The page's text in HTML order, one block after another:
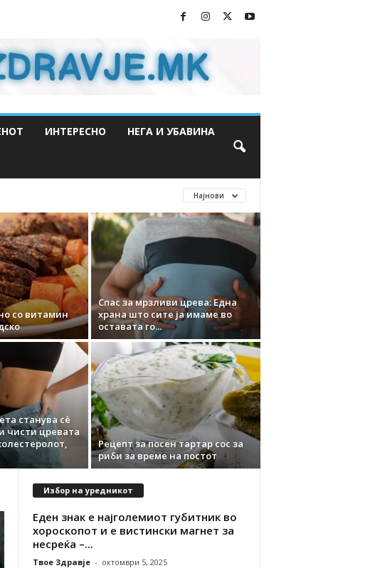
ИНТЕРЕСНО НЕГА И УБАВИНА
Најнови
со витамин
Спас за мрзливи црева: Една
храна што сите ја имаме во
оставата го...
станува сè
чисти цревата
Рецепт за посен тартар сос за
риби за време на постот
Избор на уредникот
Еден знак е најголемиот губитник во
хороскопот и е вистински магнет за
несреќа –...
Твое Здравје - октомври 5, 2025